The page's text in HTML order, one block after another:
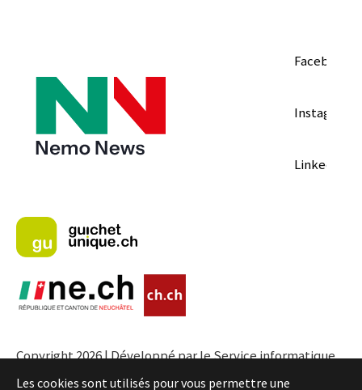
Les cookies sont utilisés pour vous permettre une
Facebook
Instagram
LinkedIn
Copyright 2026 | Développé par le Service informatique
de l'Entité neuchâteloise |